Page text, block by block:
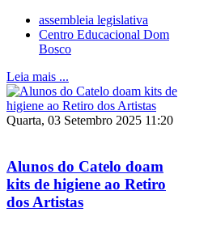
assembleia legislativa
Centro Educacional Dom
Bosco
Leia mais ...
Quarta, 03 Setembro 2025 11:20
Alunos do Catelo doam
kits de higiene ao Retiro
dos Artistas